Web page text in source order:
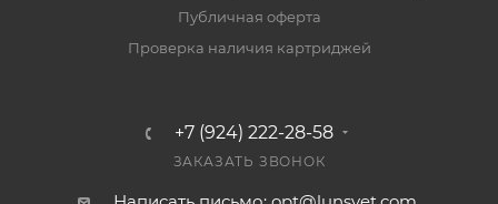
Публичная оферта
Проверка наличия картриджей
+7 (924) 222-28-58
ЗАКАЗАТЬ ЗВОНОК